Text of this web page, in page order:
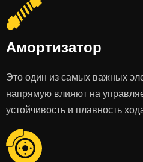
Амортизатор
Это один из самых важных
напрямую влияют на
устойчивость и плавность